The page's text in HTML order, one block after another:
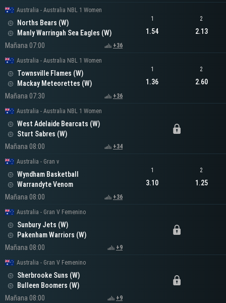
Australia - Australia NBL 1 Women
Norths Bears (W)
Manly Warringah Sea Eagles (W)
Mañana 07:00
+36
1
1.54
2
2.13
Australia - Australia NBL 1 Women
Townsville Flames (W)
Mackay Meteorettes (W)
Mañana 07:30
+36
1
1.36
2
2.60
Australia - Australia NBL 1 Women
West Adelaide Bearcats (W)
Sturt Sabres (W)
Mañana 08:00
+34
Australia - Gran v
Wyndham Basketball
Warrandyte Venom
Mañana 08:00
+36
1
3.10
2
1.25
Australia - Gran V Femenino
Sunbury Jets (W)
Pakenham Warriors (W)
Mañana 08:00
+9
Australia - Gran V Femenino
Sherbrooke Suns (W)
Bulleen Boomers (W)
Mañana 08:00
+9